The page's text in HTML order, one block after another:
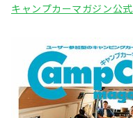
キャンプカーマガジン公